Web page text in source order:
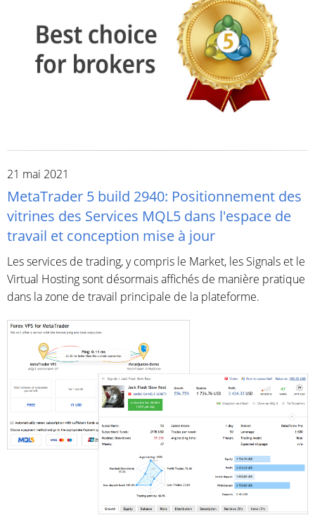
21 mai 2021
MetaTrader 5 build 2940: Positionnement des
vitrines des Services MQL5 dans l'espace de
travail et conception mise à jour
Les services de trading, y compris le Market, les Signals et le
Virtual Hosting sont désormais affichés de manière pratique
dans la zone de travail principale de la plateforme.